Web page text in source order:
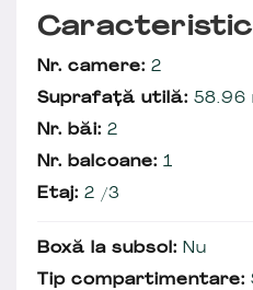
Nr. camere: 2
Suprafață utilă: 58.96
Nr. băi: 2
Nr. balcoane: 1
Etaj: 2 /3
Boxă la subsol: Nu
Tip compartimentare: